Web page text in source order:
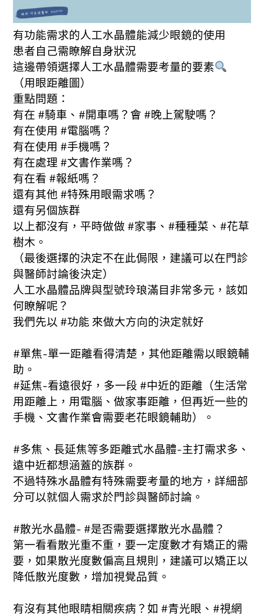
有功能需求的人工水晶體能減少眼鏡的使用
患者自己需瞭解自身狀況
這邊帶領選擇人工水晶體需要考量的要素
（用眼距離圖）
重點問題：
有在 #騎車、#開車嗎？會 #晚上駕駛嗎？
有在使用 #電腦嗎？
有在使用 #手機嗎？
有在處理 #文書作業嗎？
有在看 #報紙嗎？
還有其他 #特殊用眼需求嗎？
還有另個族群
以上都沒有，平時做做 #家事、#種種菜、#花草
樹木。
（最後選擇的決定不在此侷限，建議可以在門診
與醫師討論後決定）
人工水晶體品牌與型號玲琅滿目非常多元，該如
何瞭解呢？
我們先以 #功能 來做大方向的決定就好
#單焦-單一距離看得清楚，其他距離需以眼鏡輔
助。
#延焦-看遠很好，多一段 #中近的距離（生活常
用距離上，用電腦、做家事距離，但再近一些的
手機、文書作業會需要老花眼鏡輔助）。
#多焦、長延焦等多距離式水晶體-主打需求多、
遠中近都想涵蓋的族群。
不過特殊水晶體有特殊需要考量的地方，詳細部
分可以就個人需求於門診與醫師討論。
#散光水晶體- #是否需要選擇散光水晶體？
第一看看散光重不重，要一定度數才有矯正的需
要，如果散光度數偏高且規則，建議可以矯正以
降低散光度數，增加視覺品質。
有沒有其他眼睛相關疾病？如 #青光眼、#視網